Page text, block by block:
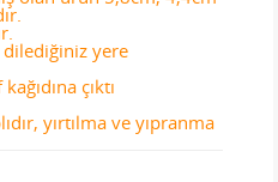
dilediğiniz yere
çıktı
yırtılma ve yıpranma